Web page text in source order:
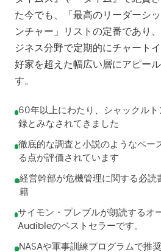
た今でも、「最高のリーダーシ
ンチャー」リストの定番であり
ジネス分野で定期的にチャート
好家を超えた幅広い層にアピー
す。
60年以上にわたり、シャックル
録とみなされてきました
徹底的な調査と小説のようなペー
る点が評価されています
経営幹部が危機管理に関する必読
籍
サイモン・プレブルが朗読するオ
Audibleのベストセラーです。
NASAや軍事訓練プログラムで推